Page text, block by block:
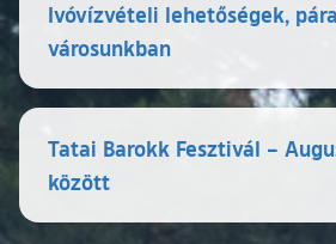
Ivóvízvételi lehetőségek,
városunkban
Tatai Barokk Fesztivál –
között